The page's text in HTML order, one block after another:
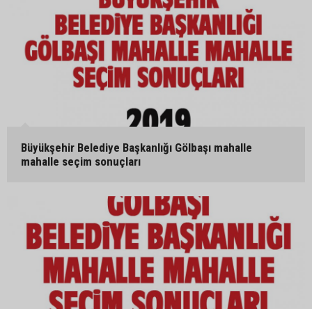
Büyükşehir Belediye Başkanlığı Gölbaşı mahalle
mahalle seçim sonuçları